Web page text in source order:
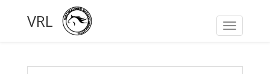
Toggle
VRL